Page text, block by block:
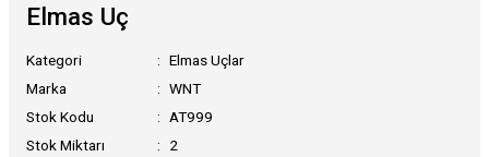
Elmas Uç
Kategori
Elmas Uçlar
Marka
WNT
Stok Kodu
AT999
Stok Miktarı
2